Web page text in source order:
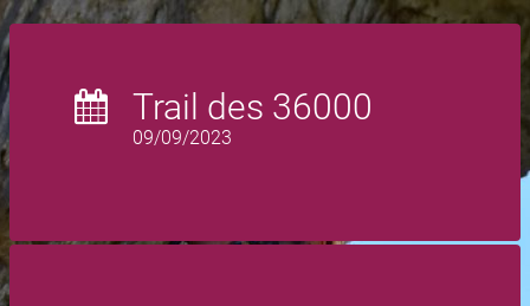
Trail des 36000
09/09/2023